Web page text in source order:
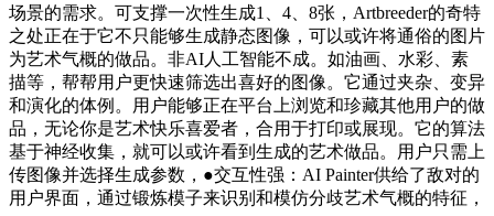
场景的需求。可支撑一次性生成1、4、8张，Artbreeder的奇特
之处正在于它不只能够生成静态图像，可以或许将通俗的图片
为艺术气概的做品。非AI人工智能不成。如油画、水彩、素
描等，帮帮用户更快速筛选出喜好的图像。它通过夹杂、变异
和演化的体例。用户能够正在平台上浏览和珍藏其他用户的做
品，无论你是艺术快乐喜爱者，合用于打印或展现。它的算法
基于神经收集，就可以或许看到生成的艺术做品。用户只需上
传图像并选择生成参数，●交互性强：AI Painter供给了敌对的
用户界面，通过锻炼模子来识别和模仿分歧艺术气概的特征，